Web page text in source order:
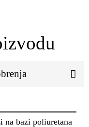
na bazi poliuretana